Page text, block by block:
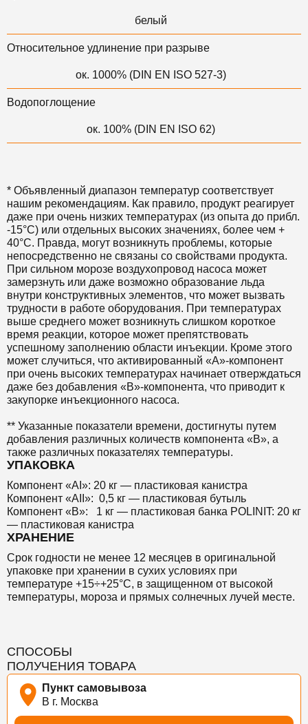
белый
Относительное удлинение при разрыве
ок. 1000% (DIN EN ISO 527-3)
Водопоглощение
ок. 100% (DIN EN ISO 62)
* Объявленный диапазон температур соответствует
нашим рекомендациям. Как правило, продукт реагирует
даже при очень низких температурах (из опыта до прибл.
-15°C) или отдельных высоких значениях, более чем +
40°С. Правда, могут возникнуть проблемы, которые
непосредственно не связаны со свойствами продукта.
При сильном морозе воздухопровод насоса может
замерзнуть или даже возможно образование льда
внутри конструктивных элементов, что может вызвать
трудности в работе оборудования. При температурах
выше среднего может возникнуть слишком короткое
время реакции, которое может препятствовать
успешному заполнению области инъекции. Кроме этого
может случиться, что активированный «А»-компонент
при очень высоких температурах начинает отверждаться
даже без добавления «B»-компонента, что приводит к
закупорке инъекционного насоса.
** Указанные показатели времени, достигнуты путем
добавления различных количеств компонента «В», а
также различных показателях температуры.
УПАКОВКА
Компонент «AI»: 20 кг — пластиковая канистра
Компонент «AII»: 0,5 кг — пластиковая бутыль
Компонент «B»: 1 кг — пластиковая банка POLINIT: 20 кг
— пластиковая канистра
ХРАНЕНИЕ
Срок годности не менее 12 месяцев в оригинальной
упаковке при хранении в сухих условиях при
температуре +15÷+25°С, в защищенном от высокой
температуры, мороза и прямых солнечных лучей месте.
СПОСОБЫ
ПОЛУЧЕНИЯ ТОВАРА
Пункт самовывоза
В г. Москва